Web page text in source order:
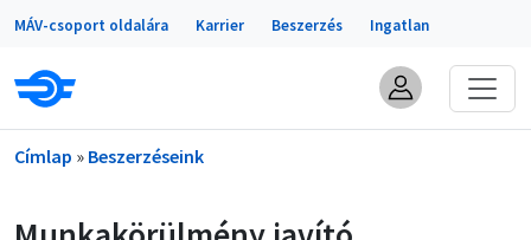
Ugrás a tartalomra
Portálok
MÁV-csoport oldalára Karrier Beszerzés Ingatlan
Morzsa
Címlap Beszerzéseink